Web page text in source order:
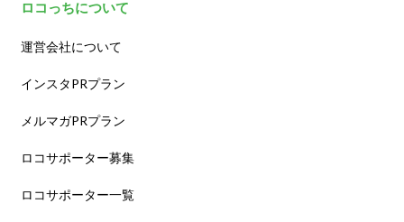
ロコっちについて
運営会社について
インスタPRプラン
メルマガPRプラン
ロコサポーター募集
ロコサポーター一覧